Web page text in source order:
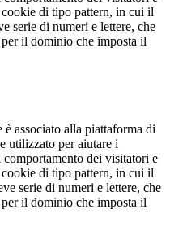
di tipo pattern, in cui il
serie di numeri e lettere, che
il dominio che imposta il
associato alla piattaforma di
utilizzato per aiutare i
dei visitatori e
di tipo pattern, in cui il
serie di numeri e lettere, che
il dominio che imposta il